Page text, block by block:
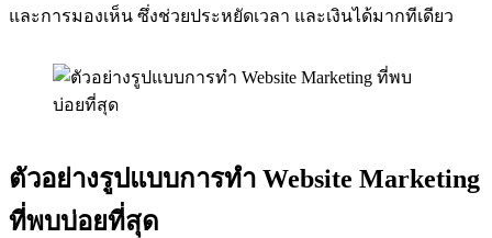
และการมองเห็น ซึ่งช่วยประหยัดเวลา และเงินได้มากทีเดียว
ตัวอย่างรูปแบบการทำ Website Marketing
ที่พบบ่อยที่สุด